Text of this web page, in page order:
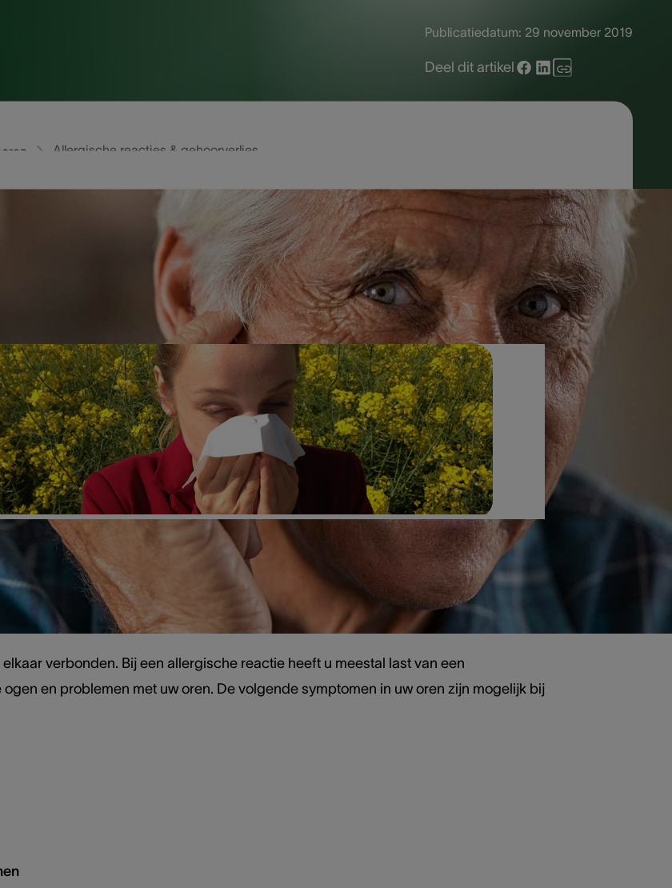
Publicatiedatum: 29 november 2019
Deel dit artikel
Allergische reacties & gehoorverlies
oorzaken. Een allergische reactie kan er één van zijn. Deze allergische reactie kan
zoals bepaalde verzorgingsproducten of huisdieren. Mensen met een allergie
middenoorontsteking en gehoorverlies, maar waarom?
zintuigen
verbonden. Bij een allergische reactie heeft u meestal last van een
en problemen met uw oren. De volgende symptomen in uw oren zijn mogelijk bij